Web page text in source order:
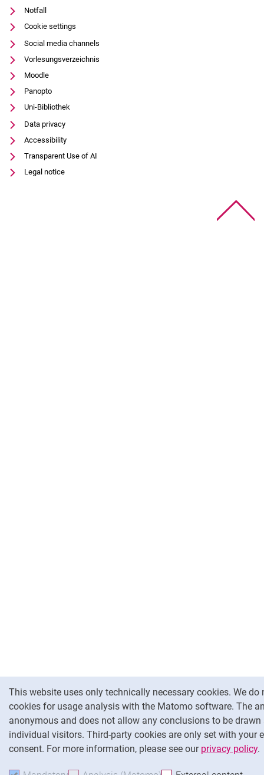
This website uses only technically necessary cookies. We do
cookies for usage analysis with the Matomo software. The
anonymous and does not allow any conclusions to be drawn
individual visitors. Third-party cookies are only set with your
consent. For more information, please see our privacy policy.
Notfall
Cookie settings
Social media channels
Vorlesungsverzeichnis
Moodle
Panopto
Uni-Bibliothek
Data privacy
Accessibility
Transparent Use of AI
Legal notice